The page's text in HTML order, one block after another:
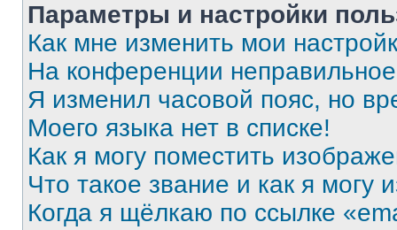
Параметры и настройки
Как мне изменить мои
На конференции
Я изменил часовой пояс, но
Моего языка нет в списке!
Как я могу поместить
Что такое звание и как я могу
Когда я щёлкаю по ссылке